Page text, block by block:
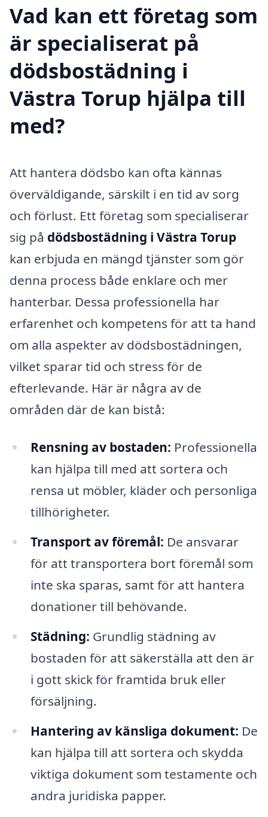
Vad kan ett företag som
är specialiserat på
dödsbostädning i
Västra Torup hjälpa till
med?
Att hantera dödsbo kan ofta kännas
överväldigande, särskilt i en tid av sorg
och förlust. Ett företag som specialiserar
sig på dödsbostädning i Västra Torup
kan erbjuda en mängd tjänster som gör
denna process både enklare och mer
hanterbar. Dessa professionella har
erfarenhet och kompetens för att ta hand
om alla aspekter av dödsbostädningen,
vilket sparar tid och stress för de
efterlevande. Här är några av de
områden där de kan bistå:
Rensning av bostaden: Professionella
kan hjälpa till med att sortera och
rensa ut möbler, kläder och personliga
tillhörigheter.
Transport av föremål: De ansvarar
för att transportera bort föremål som
inte ska sparas, samt för att hantera
donationer till behövande.
Städning: Grundlig städning av
bostaden för att säkerställa att den är
i gott skick för framtida bruk eller
försäljning.
Hantering av känsliga dokument: De
kan hjälpa till att sortera och skydda
viktiga dokument som testamente och
andra juridiska papper.